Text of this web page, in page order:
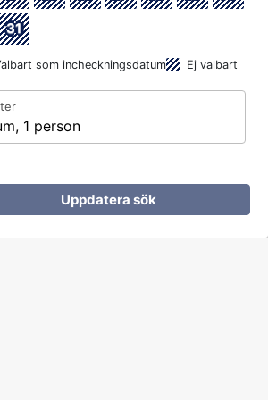
31
som incheckningsdatum Ej valbart
1 person
Uppdatera sök